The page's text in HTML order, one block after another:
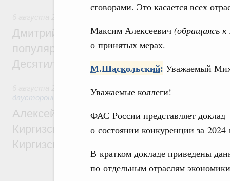
сговорами. Это касается всех
Максим Алексеевич (обращаясь
о принятых мерах.
М.Шаскольский: Уважаемый
Уважаемые коллеги!
ФАС России представляет доклад
о состоянии конкуренции за 2024
В кратком докладе приведены
по отдельным отраслям
Дмитрий Чернышенко: Порядка 110
популярного туризма в 35 регионах
Десятилетия науки и технологий
Экономические и гуманитарные
двусторонней основе
Алексей Оверчук принял участие в
Киргизского экономического форума и
Киргизской межрегиональной